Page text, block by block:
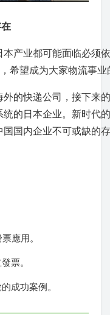
产业都可能面临必须
希望成为大家物流事业
的快递公司，接下来
的日本企业。新时代
国内企业不可或缺的
應用。
票。
成功案例。